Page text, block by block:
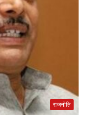
राजनीति